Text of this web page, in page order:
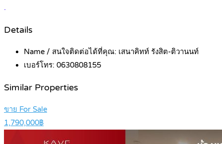
.
Details
Name / สนใจติดต่อได้ที่คุณ: เสนาคิทท์ รังสิต-ติวานนท์
เบอร์โทร: 0630808155
Similar Properties
ขาย For Sale
1,790,000฿